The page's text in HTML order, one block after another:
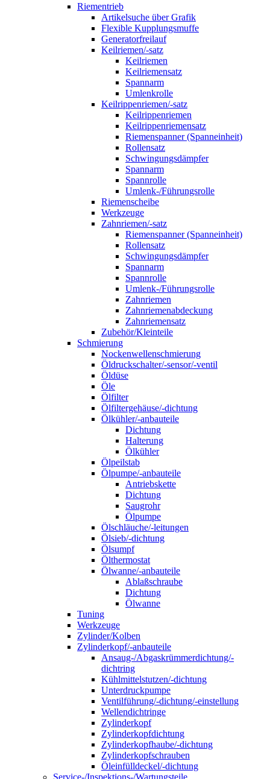
Riementrieb
Artikelsuche über Grafik
Flexible Kupplungsmuffe
Generatorfreilauf
Keilriemen/-satz
Keilriemen
Keilriemensatz
Spannarm
Umlenkrolle
Keilrippenriemen/-satz
Keilrippenriemen
Keilrippenriemensatz
Riemenspanner (Spanneinheit)
Rollensatz
Schwingungsdämpfer
Spannarm
Spannrolle
Umlenk-/Führungsrolle
Riemenscheibe
Werkzeuge
Zahnriemen/-satz
Riemenspanner (Spanneinheit)
Rollensatz
Schwingungsdämpfer
Spannarm
Spannrolle
Umlenk-/Führungsrolle
Zahnriemen
Zahnriemenabdeckung
Zahnriemensatz
Zubehör/Kleinteile
Schmierung
Nockenwellenschmierung
Öldruckschalter/-sensor/-ventil
Öldüse
Öle
Ölfilter
Ölfiltergehäuse/-dichtung
Ölkühler/-anbauteile
Dichtung
Halterung
Ölkühler
Ölpeilstab
Ölpumpe/-anbauteile
Antriebskette
Dichtung
Saugrohr
Ölpumpe
Ölschläuche/-leitungen
Ölsieb/-dichtung
Ölsumpf
Ölthermostat
Ölwanne/-anbauteile
Ablaßschraube
Dichtung
Ölwanne
Tuning
Werkzeuge
Zylinder/Kolben
Zylinderkopf/-anbauteile
Ansaug-/Abgaskrümmerdichtung/-
dichtring
Kühlmittelstutzen/-dichtung
Unterdruckpumpe
Ventilführung/-dichtung/-einstellung
Wellendichtringe
Zylinderkopf
Zylinderkopfdichtung
Zylinderkopfhaube/-dichtung
Zylinderkopfschrauben
Öleinfülldeckel/-dichtung
Service-/Inspektions-/Wartungsteile